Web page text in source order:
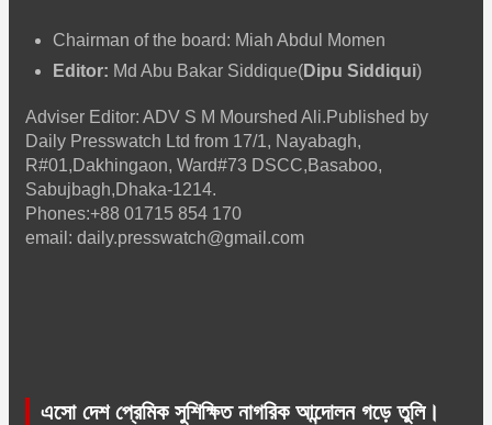
Chairman of the board: Miah Abdul Momen
Editor: Md Abu Bakar Siddique(Dipu Siddiqui)
Adviser Editor: ADV S M Mourshed Ali.Published by
Daily Presswatch Ltd from 17/1, Nayabagh,
R#01,Dakhingaon, Ward#73 DSCC,Basaboo,
Sabujbagh,Dhaka-1214.
Phones:+88 01715 854 170
email: daily.presswatch@gmail.com
এসো দেশ প্রেমিক সুশিক্ষিত নাগরিক আন্দোলন গড়ে তুলি।